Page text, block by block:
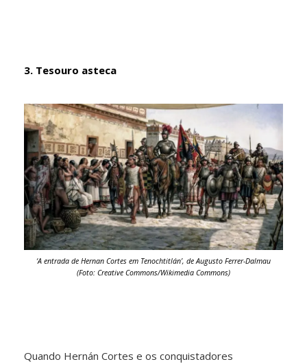
3. Tesouro asteca
‘A entrada de Hernan Cortes em Tenochtitlán’, de Augusto Ferrer-Dalmau
(Foto: Creative Commons/Wikimedia Commons)
Quando Hernán Cortes e os conquistadores